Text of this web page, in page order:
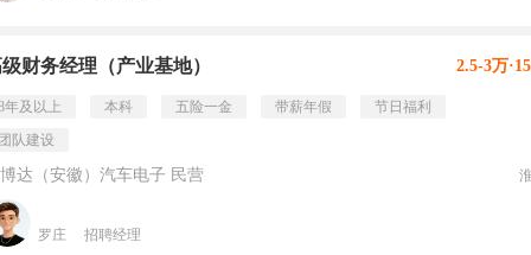
财务经理（产业基地） 2.5-3万
年及以上 本科 五险一金 带薪年假
节日福利
队建设
达（安徽）汽车电子 民营
罗庄 招聘经理